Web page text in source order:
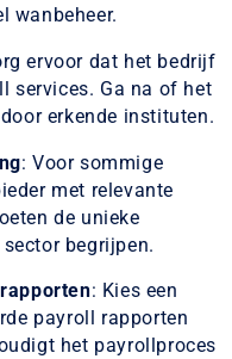
wanbeheer.
ervoor dat het bedrijf
services. Ga na of het
erkende instituten.
: Voor sommige
met relevante
de unieke
begrijpen.
: Kies een
payroll rapporten
het payrollproces